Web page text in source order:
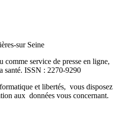
sur Seine
comme service de presse en ligne,
santé. ISSN : 2270-9290
et libertés, vous disposez
aux données vous concernant.